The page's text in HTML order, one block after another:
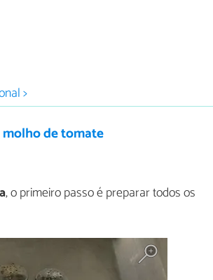
>
molho de tomate
, o primeiro passo é preparar todos os